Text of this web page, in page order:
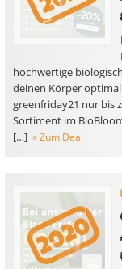
hochwertige
deinen Körper
greenfriday21 nur bis
Sortiment im
[…] » Zum Deal